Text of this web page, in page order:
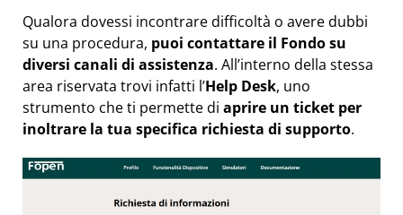
Qualora dovessi incontrare difficoltà o avere dubbi
su una procedura, puoi contattare il Fondo su
diversi canali di assistenza. All’interno della stessa
area riservata trovi infatti l’Help Desk, uno
strumento che ti permette di aprire un ticket per
inoltrare la tua specifica richiesta di supporto.